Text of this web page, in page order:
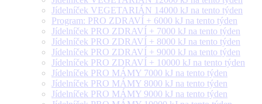
Jídelníček VEGETARIÁN 14000 kJ na tento týden
Program: PRO ZDRAVÍ + 6000 kJ na tento týden
Jídelníček PRO ZDRAVÍ + 7000 kJ na tento týden
Jídelníček PRO ZDRAVÍ + 8000 kJ na tento týden
Jídelníček PRO ZDRAVÍ + 9000 kJ na tento týden
Jídelníček PRO ZDRAVÍ + 10000 kJ na tento týden
Jídelníček PRO MÁMY 7000 kJ na tento týden
Jídelníček PRO MÁMY 8000 kJ na tento týden
Jídelníček PRO MÁMY 9000 kJ na tento týden